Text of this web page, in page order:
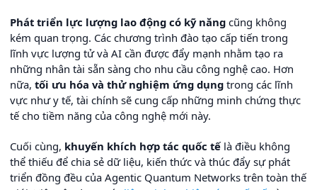
Phát triển lực lượng lao động có kỹ năng cũng không
kém quan trọng. Các chương trình đào tạo cấp tiến trong
lĩnh vực lượng tử và AI cần được đẩy mạnh nhằm tạo ra
những nhân tài sẵn sàng cho nhu cầu công nghệ cao. Hơn
nữa, tối ưu hóa và thử nghiệm ứng dụng trong các lĩnh
vực như y tế, tài chính sẽ cung cấp những minh chứng thực
tế cho tiềm năng của công nghệ mới này.
Cuối cùng, khuyến khích hợp tác quốc tếlà điều không
thể thiếu để chia sẻ dữ liệu, kiến thức và thúc đẩy sự phát
triển đồng đều của Agentic Quantum Networks trên toàn thế